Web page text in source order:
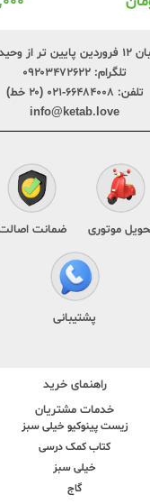
پلاک ۲۴۹
تلگرام: ۰۹۲۰۳۴۷۲۶۲۲
تلفن: ۶۶۴۸۴۰۰۸-۰۲۱ (۲۰ خط)
info@ketab.love
موتوری ضمانت
پشتیبانی
راهنمای خرید
خدمات مشتریان
زیست پینوکیو خیلی سبز
کتاب کمک درسی
خیلی سبز
گاج